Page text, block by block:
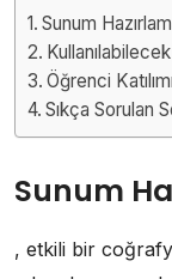
Sunum
Öğrenci
Sıkça Sorulan
Sunum
, etkili bir